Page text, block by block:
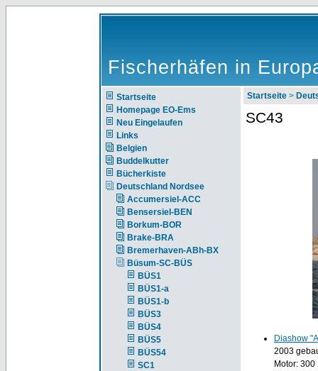
Fischerhäfen in
Startseite
Homepage EO-Ems
Neu Eingelaufen
Links
Belgien
Buddelkutter
Bücherkiste
Deutschland Nordsee
Accumersiel-ACC
Bensersiel-BEN
Borkum-BOR
Brake-BRA
Bremerhaven-ABh-BX
Büsum-SC-BÜS
BÜS1
BÜS1-a
BÜS1-b
BÜS3
BÜS4
BÜS5
BÜS54
SC1
Startseite >
SC43
Diashow
2003
Motor: